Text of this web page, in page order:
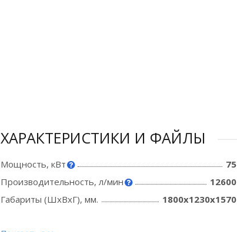
ХАРАКТЕРИСТИКИ И ФАЙЛЫ
Мощность, кВт 75
Производительность, л/мин
12600
Габариты (ШхВхГ), мм.
1800x1230x1570